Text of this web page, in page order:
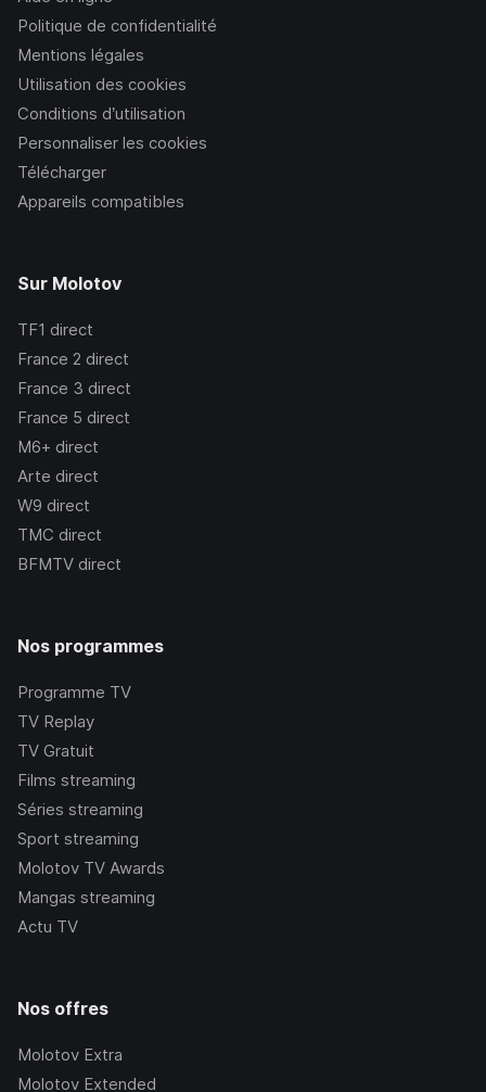
Politique de confidentialité
Mentions légales
Utilisation des cookies
Conditions d’utilisation
Personnaliser les cookies
Télécharger
Appareils compatibles
Sur Molotov
TF1 direct
France 2 direct
France 3 direct
France 5 direct
M6+ direct
Arte direct
W9 direct
TMC direct
BFMTV direct
Nos programmes
Programme TV
TV Replay
TV Gratuit
Films streaming
Séries streaming
Sport streaming
Molotov TV Awards
Mangas streaming
Actu TV
Nos offres
Molotov Extra
Molotov Extended